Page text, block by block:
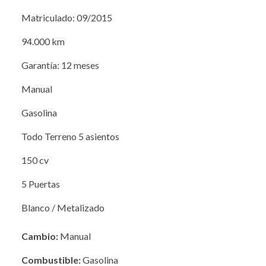
Matriculado: 09/2015
94.000 km
Garantía: 12 meses
Manual
Gasolina
Todo Terreno 5 asientos
150 cv
5 Puertas
Blanco / Metalizado
Cambio: Manual
Combustible:Gasolina